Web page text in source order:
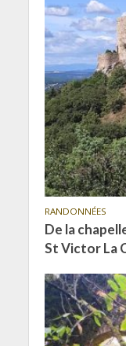
RANDONNÉES
De la
St Victor La